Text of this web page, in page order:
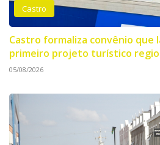
Castro
Castro formaliza convênio que
primeiro projeto turístico
05/08/2026